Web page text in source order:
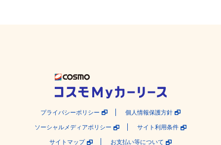
プライバシーポリシー 個人情報保護方針
ソーシャルメディアポリシー サイト利用条件
サイトマップ お支払い等について